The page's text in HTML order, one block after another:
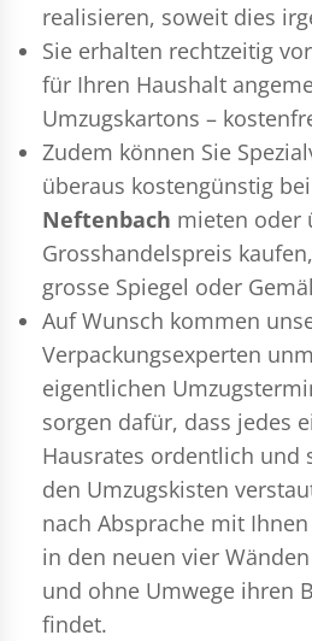
realisieren, soweit dies
Sie erhalten rechtzeitig
für Ihren Haushalt
Umzugskartons –
Zudem können Sie
überaus kostengünstig
Neftenbach mieten oder
Grosshandelspreis
grosse Spiegel oder
Auf Wunsch kommen
Verpackungsexperten
eigentlichen
sorgen dafür, dass jedes
Hausrates ordentlich und
den Umzugskisten
nach Absprache mit
in den neuen vier
und ohne Umwege ihren
findet.